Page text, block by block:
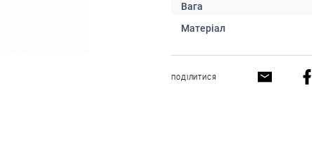
Вага
Матеріал
ПОДІЛИТИСЯ